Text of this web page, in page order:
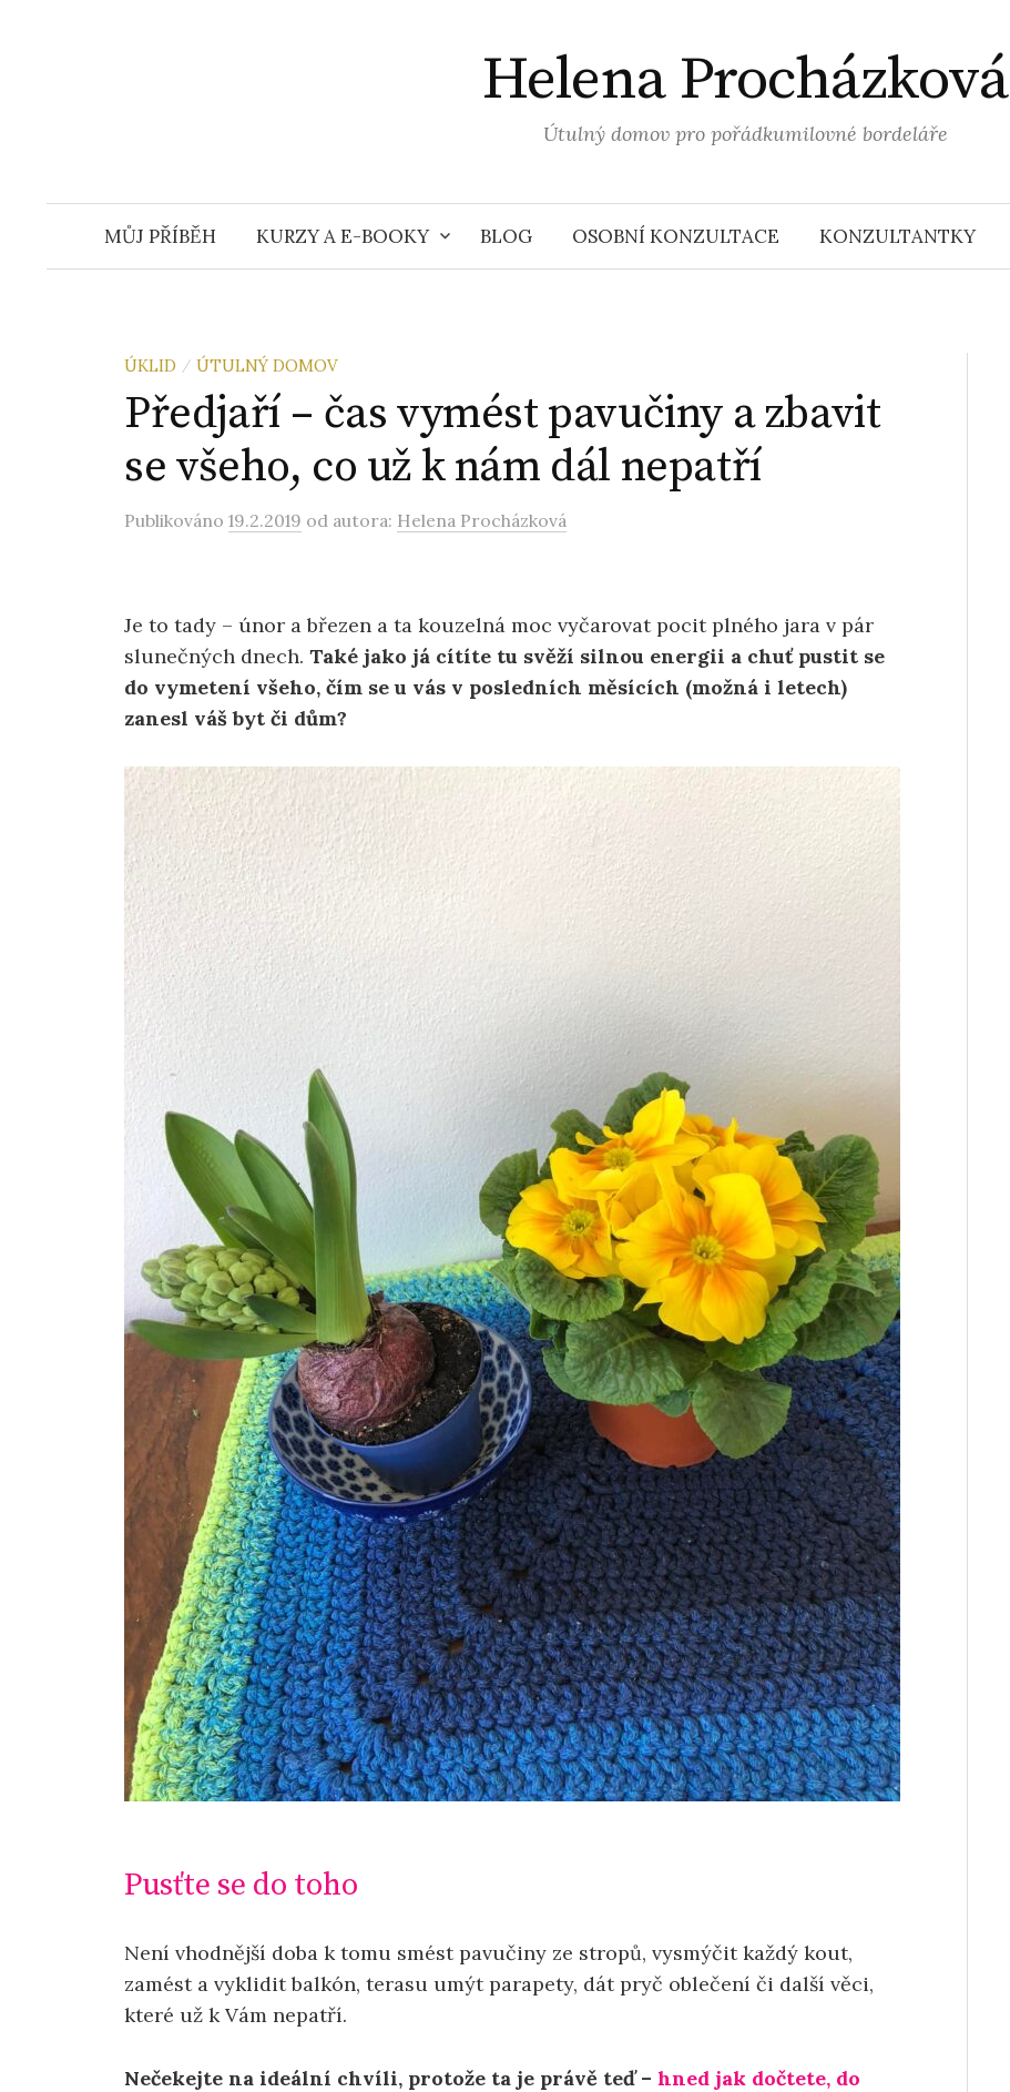
Helena Procházková
Útulný domov pro pořádkumilovné bordeláře
MŮJ PŘÍBĚH KURZY A E-BOOKY BLOG OSOBNÍ KONZULTACE KONZULTANTKY
ÚKLID / ÚTULNÝ DOMOV
Předjaří – čas vymést pavučiny a zbavit
se všeho, co už k nám dál nepatří
Publikováno 19.2.2019 od autora: Helena Procházková
Je to tady – únor a březen a ta kouzelná moc vyčarovat pocit plného jara v pár
slunečných dnech. Také jako já cítíte tu svěží silnou energii a chuť pustit se
do vymetení všeho, čím se u vás v posledních měsících (možná i letech)
zanesl váš byt či dům?
Pusťte se do toho
Není vhodnější doba k tomu smést pavučiny ze stropů, vysmýčit každý kout,
zamést a vyklidit balkón, terasu umýt parapety, dát pryč oblečení či další věci,
které už k Vám nepatří.
Nečekejte na ideální chvíli, protože ta je právě teď – hned jak dočtete, do